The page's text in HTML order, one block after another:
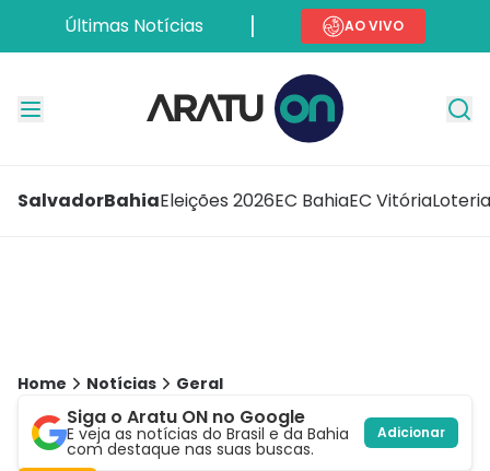
Últimas Notícias AO VIVO
SalvadorBahiaEleições 2026EC BahiaEC Vitória
Home Notícias Geral
Siga o Aratu ON no Google
E veja as notícias do Brasil e da Bahia
com destaque nas suas buscas.
Adicionar